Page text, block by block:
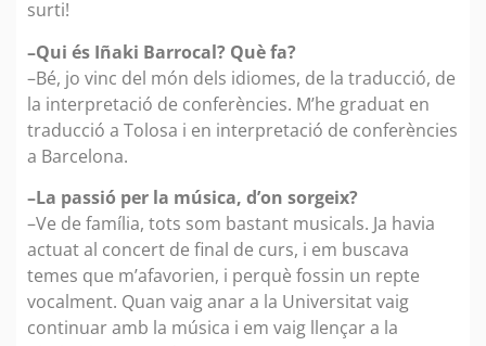
surti!
–Qui és Iñaki Barrocal? Què fa?
–Bé, jo vinc del món dels idiomes, de la traducció, de
la interpretació de conferències. M’he graduat en
traducció a Tolosa i en interpretació de conferències
a Barcelona.
–La passió per la música, d’on sorgeix?
–Ve de família, tots som bastant musicals. Ja havia
actuat al concert de final de curs, i em buscava
temes que m’afavorien, i perquè fossin un repte
vocalment. Quan vaig anar a la Universitat vaig
continuar amb la música i em vaig llençar a la